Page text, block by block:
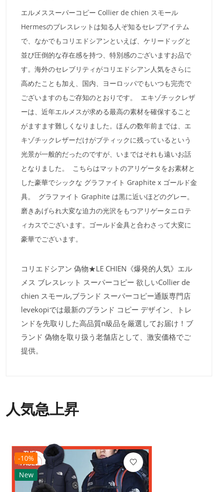
エルメススーパーコピー Collier de chien スモール
Hermesのブレスレットは知る人ぞ知るセレブアイテム
で、なかでもコリエドシアンといえば、ケリードッグと
並び圧倒的な存在感を持つ、特別感のございますお品で
す。海外のセレブリティがコリエドシアン人気をさらに
高めたことも加え、国内、ヨーロッパでもいつも完売で
ございますのもご存知のとおりです。 エキゾチックレザ
ーは、近年エルメスが求める最高の素材を確保すること
がますます難しくなりました。ほんの数年前までは、エ
キゾチックレザーだけがブティックに残っているという
光景が一般的だったのですが、いまではそれも遠いお話
となりました。 こちらはマットのアリゲータをお素材と
した豪華でシックな グラファイト Graphite x ゴールド金
具。 グラファイト Graphite は黒に近いほどのグレー。
磨きあげられ大変な迫力の光沢をもつアリゲータニロテ
ィカスでございます。ゴールド金具と合わさって大変に
豪華でございます。
コリエドシアン 偽物★LE CHIEN《爆発的人気》エル
メス ブレスレット スーパーコピー 欲しいCollier de
chien スモール,ブランド スーパーコピー通販専門店
levekopiでは最新のブランド コピー デザイン、トレ
ンドを先取りした高品質n級品を厳選してお届け！ブ
ランド 偽物を取り扱う老舗店として、激安価格でご
提供。
人気急上昇
-10%
New